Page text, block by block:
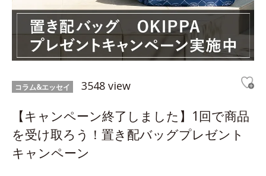
コラム&エッセイ 3548 view
【キャンペーン終了しました】1回で商品
を受け取ろう！置き配バッグプレゼント
キャンペーン